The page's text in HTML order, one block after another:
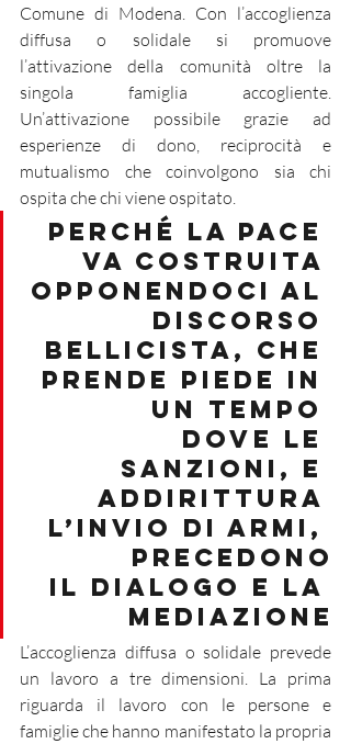
Comune di Modena. Con l’accoglienza
diffusa o solidale si promuove
l’attivazione della comunità oltre la
singola famiglia accogliente.
Un’attivazione possibile grazie ad
esperienze di dono, reciprocità e
mutualismo che coinvolgono sia chi
ospita che chi viene ospitato.
Perché la pace
va costruita
opponendoci al
discorso
bellicista, che
prende piede in
un tempo
dove le
sanzioni, e
addirittura
l’invio di armi,
precedono
il dialogo e la
mediazione
L’accoglienza diffusa o solidale prevede
un lavoro a tre dimensioni. La prima
riguarda il lavoro con le persone e
famiglie che hanno manifestato la propria